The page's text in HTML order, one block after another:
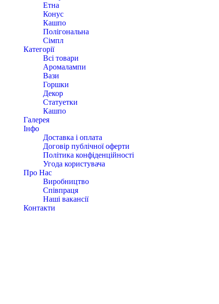
Етна
Конус
Кашпо
Полігональна
Сімпл
Категорії
Всі товари
Аромалампи
Вази
Горшки
Декор
Статуетки
Кашпо
Галерея
Інфо
Доставка і оплата
Договір публічної оферти
Політика конфіденційності
Угода користувача
Про Нас
Виробництво
Співпраця
Наші вакансії
Контакти